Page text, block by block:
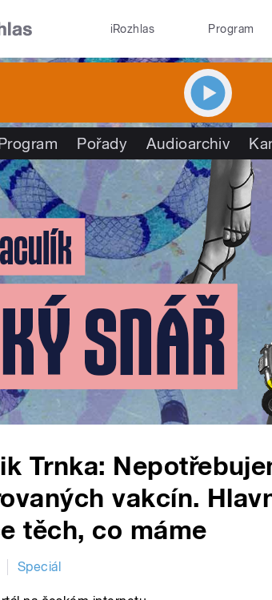
iRozhlas Program
Pořady Audioarchiv
Trnka:
vakcín.
těch, co máme
Speciál